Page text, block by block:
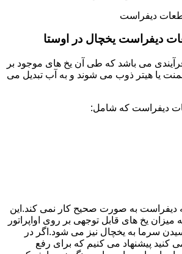
دیفراست
دیفراست یخچال در اوستا
می باشد که طی آن یخ های موجود بر
یا هیتر ذوب می شوند و به آب تبدیل می
دیفراست که شامل:
دیفراست به صورت صحیح کار نمی کند.این
یخ های قابل توجهی بر روی اواپراتور
سرما به یخچال نیز می شود.اگر در
کنید پیشنهاد می کنیم که برای رفع